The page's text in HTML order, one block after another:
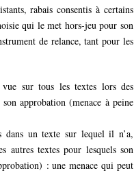
rabais consentis à certains
qui le met hors-jeu pour son
de relance, tant pour les
sur tous les textes lors des
approbation (menace à peine
un texte sur lequel il n’a,
autres textes pour lesquels son
: une menace qui peut